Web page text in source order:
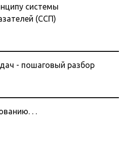
системы
(ССП)
- пошаговый разбор
. .